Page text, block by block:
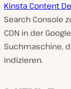
Kinsta Content
Search Console
CDN in der
Suchmaschine,
indizieren.